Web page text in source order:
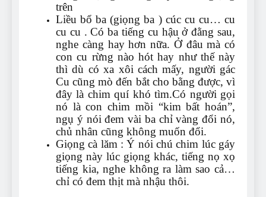
trên
Liều bổ ba (giọng ba ) cúc cu cu… cu
cu cu . Có ba tiếng cu hậu ở đằng sau,
nghe càng hay hơn nữa. Ở đâu mà có
con cu rừng nào hót hay như thế này
thì dù có xa xôi cách mấy, người gác
Cu cũng mò đến bắt cho bằng được, vì
đây là chim quí khó tìm.Có người gọi
nó là con chim mồi “kim bất hoán”,
ngụ ý nói đem vài ba chỉ vàng đổi nó,
chủ nhân cũng không muốn đổi.
Giọng cà lăm : Ý nói chú chim lúc gáy
giọng này lúc giọng khác, tiếng nọ xọ
tiếng kia, nghe không ra làm sao cả…
chỉ có đem thịt mà nhậu thôi.